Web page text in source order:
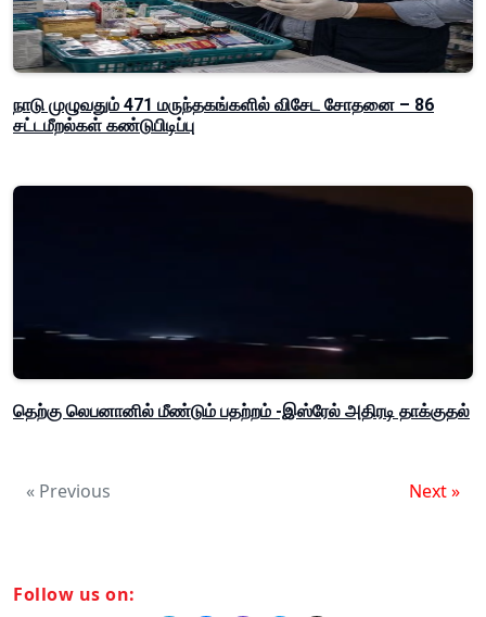
நாடு முழுவதும் 471 மருந்தகங்களில் விசேட சோதனை – 86
சட்டமீறல்கள் கண்டுபிடிப்பு
தெற்கு லெபனானில் மீண்டும் பதற்றம் -இஸ்ரேல் அதிரடி தாக்குதல்
« Previous Next »
Follow us on: